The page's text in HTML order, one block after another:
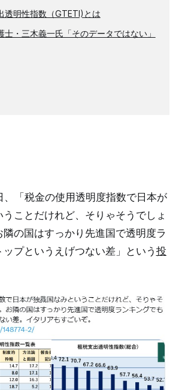
透明性指数（GTETI)とは
士・三木義一氏「そのデータではない」
「税金の使用透明度指数で日本が
ことだけれど、そりゃそうでしょ
隣の国はすっかり先進国で透明度ラ
ップというえげつない差」という 投